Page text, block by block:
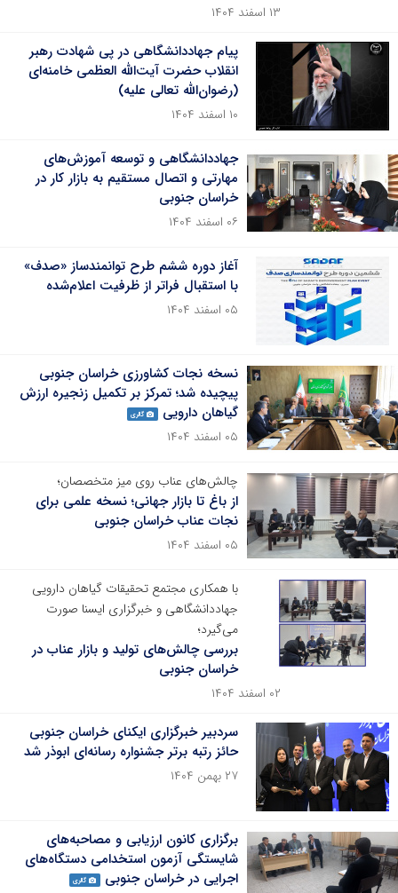
۱۳ اسفند ۱۴۰۴
پیام جهاددانشگاهی در پی شهادت رهبر
انقلاب حضرت آیت‌الله العظمی خامنه‌ای
(رضوان‌الله تعالی علیه)
۱۰ اسفند ۱۴۰۴
جهاددانشگاهی و توسعه آموزش‌های
مهارتی و اتصال مستقیم به بازار کار در
خراسان‌ جنوبی
۰۶ اسفند ۱۴۰۴
آغاز دوره ششم طرح توانمندساز «صدف»
با استقبال فراتر از ظرفیت اعلام‌شده
۰۵ اسفند ۱۴۰۴
نسخه نجات کشاورزی خراسان جنوبی
پیچیده شد؛ تمرکز بر تکمیل زنجیره ارزش
گیاهان دارویی
گالری
۰۵ اسفند ۱۴۰۴
چالش‌های عناب روی میز متخصصان؛
از باغ تا بازار جهانی؛ نسخه علمی برای
نجات عناب خراسان جنوبی
۰۵ اسفند ۱۴۰۴
با همکاری مجتمع تحقیقات گیاهان دارویی
جهاددانشگاهی و خبرگزاری ایسنا صورت
می‌گیرد؛
بررسی چالش‌های تولید و بازار عناب در
خراسان جنوبی
۰۲ اسفند ۱۴۰۴
سردبیر خبرگزاری ایکنای خراسان جنوبی
حائز رتبه برتر جشنواره رسانه‌ای ابوذر شد
۲۷ بهمن ۱۴۰۴
برگزاری کانون ارزیابی و مصاحبه‌های
شایستگی آزمون استخدامی دستگاه‌های
اجرایی در خراسان جنوبی
گالری